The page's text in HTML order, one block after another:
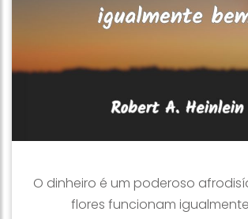
O dinheiro é um poderoso
flores funcionam